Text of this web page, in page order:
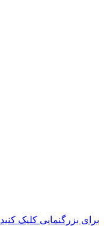
برای بزرگنمایی کلیک کنید